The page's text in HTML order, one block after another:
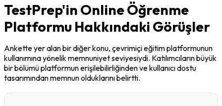
TestPrep'in Online Öğrenme
Platformu Hakkındaki Görüşler
Ankette yer alan bir diğer konu, çevrimiçi eğitim platformunun
kullanımına yönelik memnuniyet seviyesiydi. Katılımcıların büyük
bir bölümü platformun erişilebilirliğinden ve kullanıcı dostu
tasarımından memnun olduklarını belirtti.